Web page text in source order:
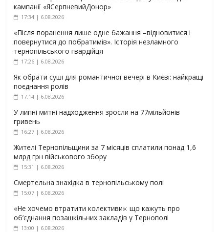
кампанії «ЯСерпневийДонор»
17:34 | 6.08.2026
«Після поранення лише одне бажання –відновитися і
повернутися до побратимів». Історія незламного
тернопільського гвардійця
17:26 | 6.08.2026
Як обрати суші для романтичної вечері в Києві: найкращі
поєднання ролів
17:14 | 6.08.2026
У липні митні надходження зросли на 77мільйонів
гривень
16:27 | 6.08.2026
Жителі Тернопільщини за 7 місяців сплатили понад 1,6
млрд грн військового збору
15:31 | 6.08.2026
Смертельна знахідка в тернопільському полі
15:07 | 6.08.2026
«Не хочемо втратити колективи»: що кажуть про
об’єднання позашкільних закладів у Тернополі
13:00 | 6.08.2026